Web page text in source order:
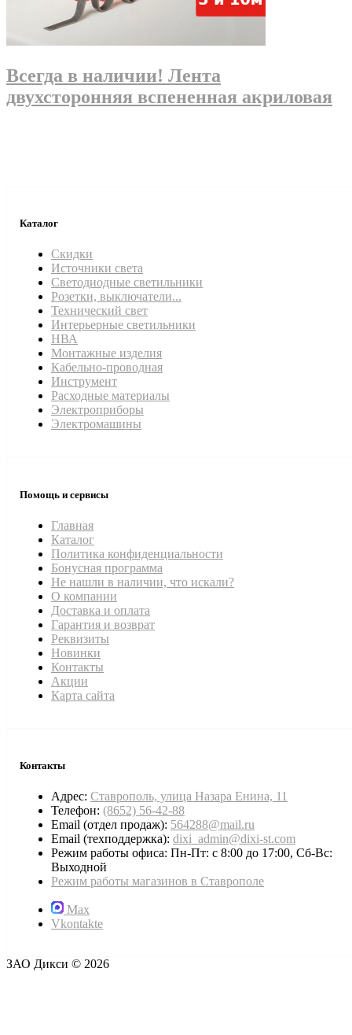
Всегда в наличии! Лента
двухсторонняя вспененная акриловая
Каталог
Скидки
Источники света
Светодиодные светильники
Розетки, выключатели...
Технический свет
Интерьерные светильники
НВА
Монтажные изделия
Кабельно-проводная
Инструмент
Расходные материалы
Электроприборы
Электромашины
Помощь и сервисы
Главная
Каталог
Политика конфиденциальности
Бонусная программа
Не нашли в наличии, что искали?
О компании
Доставка и оплата
Гарантия и возврат
Реквизиты
Новинки
Контакты
Акции
Карта сайта
Контакты
Адрес: Ставрополь, улица Назара Енина, 11
Телефон: (8652) 56-42-88
Email (отдел продаж): 564288@mail.ru
Email (техподдержка): dixi_admin@dixi-st.com
Режим работы офиса: Пн-Пт: с 8:00 до 17:00, Сб-Вс:
Выходной
Режим работы магазинов в Ставрополе
Max
Vkontakte
ЗАО Дикси © 2026